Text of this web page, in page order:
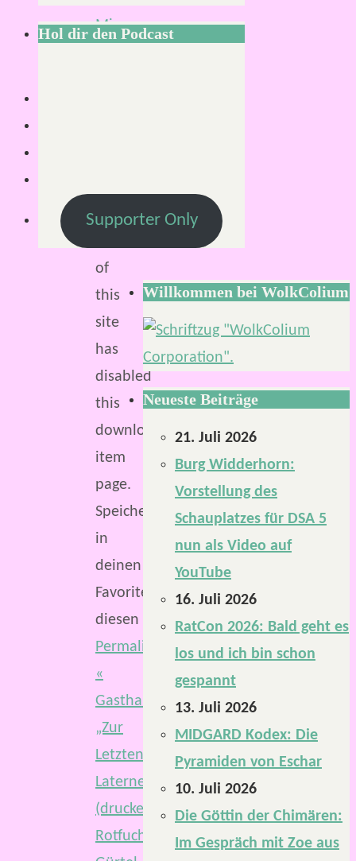
Mirco
The
of
this
site
has
disabled
this
download
item
page.
Speichere
in
deinen
Favoriten
diesen
Permalink
«
Gasthaus
„Zur
Letzten
Laterne“
(druckerfreundlich)
Rotfuchsens
Hol dir den Podcast
Supporter Only
Willkommen bei WolkColium
Neueste Beiträge
21. Juli 2026
Burg Widderhorn:
Vorstellung des
Schauplatzes für DSA 5
nun als Video auf
YouTube
16. Juli 2026
RatCon 2026: Bald geht es
los und ich bin schon
gespannt
13. Juli 2026
MIDGARD Kodex: Die
Pyramiden von Eschar
10. Juli 2026
Die Göttin der Chimären:
Im Gespräch mit Zoe aus